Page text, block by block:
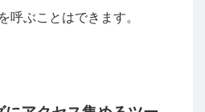
呼ぶことはできます。